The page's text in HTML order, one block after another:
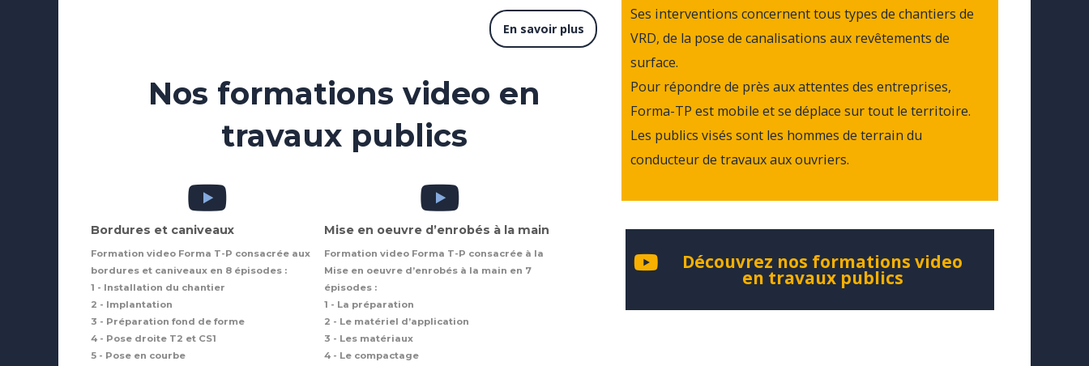
En savoir plus
Nos formations video en
travaux publics
Bordures et caniveaux
Formation video Forma T-P consacrée aux
bordures et caniveaux en 8 épisodes :
1 - Installation du chantier
2 - Implantation
3 - Préparation fond de forme
4 - Pose droite T2 et CS1
5 - Pose en courbe
Mise en oeuvre d’enrobés à la main
Formation video Forma T-P consacrée à la
Mise en oeuvre d’enrobés à la main en 7
épisodes :
1 - La préparation
2 - Le matériel d’application
3 - Les matériaux
4 - Le compactage
Ses interventions concernent tous types de chantiers de
VRD, de la pose de canalisations aux revêtements de
surface.
Pour répondre de près aux attentes des entreprises,
Forma-TP est mobile et se déplace sur tout le territoire.
Les publics visés sont les hommes de terrain du
conducteur de travaux aux ouvriers.
Découvrez nos formations video
en travaux publics